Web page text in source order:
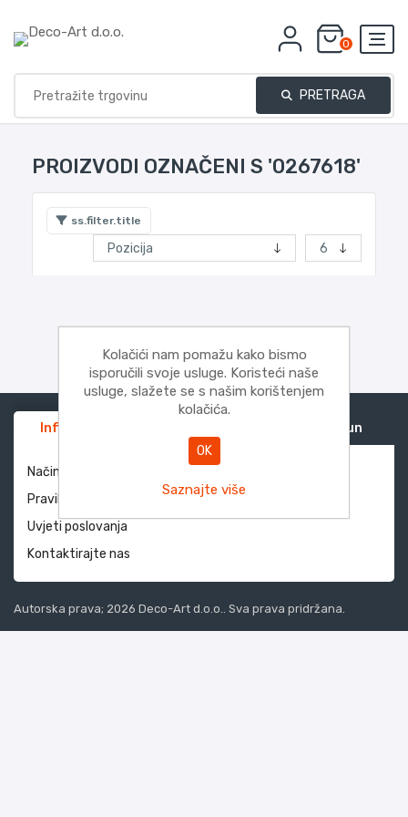
0
PRETRAGA
PROIZVODI OZNAČENI S '0267618'
ss.filter.title
Informacije Moj račun
Način dostave i povrati
Pravila privatnosti
Uvjeti poslovanja
Kontaktirajte nas
Autorska prava; 2026 Deco-Art d.o.o.. Sva prava pridržana.
Kolačići nam pomažu kako bismo
isporučili svoje usluge. Koristeći naše
usluge, slažete se s našim korištenjem
kolačića.
OK
Saznajte više